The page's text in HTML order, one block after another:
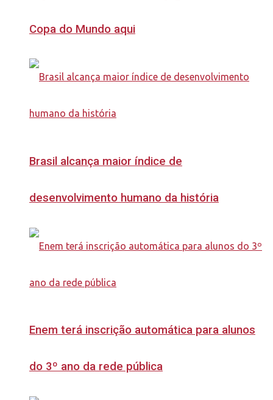
Copa do Mundo aqui
Brasil alcança maior índice de
desenvolvimento humano da história
Enem terá inscrição automática para alunos
do 3º ano da rede pública